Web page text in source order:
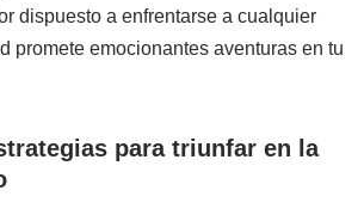
dispuesto a enfrentarse a cualquier
promete emocionantes aventuras en tu
para triunfar en la